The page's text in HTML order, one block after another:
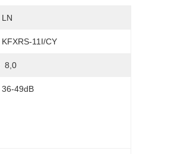
LN
KFXRS-11I/CY
8,0
36-49dB